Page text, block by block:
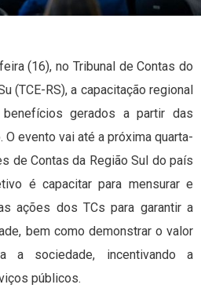
(16), no Tribunal de Contas do
(TCE-RS), a capacitação regional
gerados a partir das
evento vai até a próxima quarta-
de Contas da Região Sul do país
é capacitar para mensurar e
ações dos TCs para garantir a
bem como demonstrar o valor
a sociedade, incentivando a
públicos.